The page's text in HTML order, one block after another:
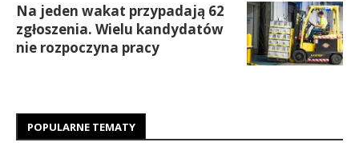
Na jeden wakat przypadają 62
zgłoszenia. Wielu kandydatów
nie rozpoczyna pracy
POPULARNE TEMATY